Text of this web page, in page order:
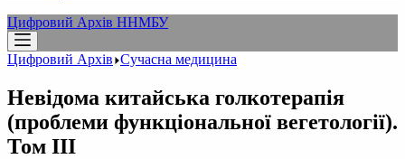
Цифровий Архів ННМБУ
Цифровий Архів Сучасна медицина
Невідома китайська голкотерапія
(проблеми функціональної вегетології).
Том ІІІ